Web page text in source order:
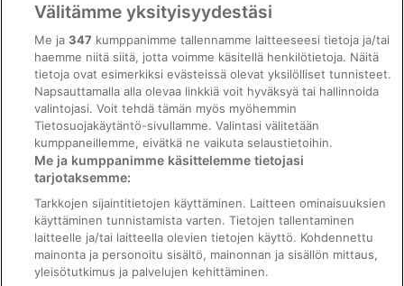
ebookers BONUS+ -ohjelman ehdot
Oikeudelliset tiedot / ota meihin yhteyttä
Sisältövaatimukset ja ilmoituksen tekeminen sisällöstä
Tuki
Ota yhteyttä
Varauksen muuttaminen tai peruuttaminen
Varaa lento lentoyhtiön hyvityskupongeilla
Hyvityksen hakeminen ja aikarajat
Välitämme yksityisyydestäsi
Me ja347 kumppanimme tallennamme laitteeseesi tietoja ja/tai
haemme niitä siitä, jotta voimme käsitellä henkilötietoja. Näitä
tietoja ovat esimerkiksi evästeissä olevat yksilölliset tunnisteet.
Napsauttamalla alla olevaa linkkiä voit hyväksyä tai hallinnoida
valintojasi. Voit tehdä tämän myös myöhemmin
Tietosuojakäytäntö-sivullamme. Valintasi välitetään
kumppaneillemme, eivätkä ne vaikuta selaustietoihin.
Me ja kumppanimme käsittelemme tietojasi
tarjotaksemme:
Tarkkojen sijaintitietojen käyttäminen. Laitteen ominaisuuksien
käyttäminen tunnistamista varten. Tietojen tallentaminen
laitteelle ja/tai laitteella olevien tietojen käyttö. Kohdennettu
mainonta ja personoitu sisältö, mainonnan ja sisällön mittaus,
yleisötutkimus ja palvelujen kehittäminen.